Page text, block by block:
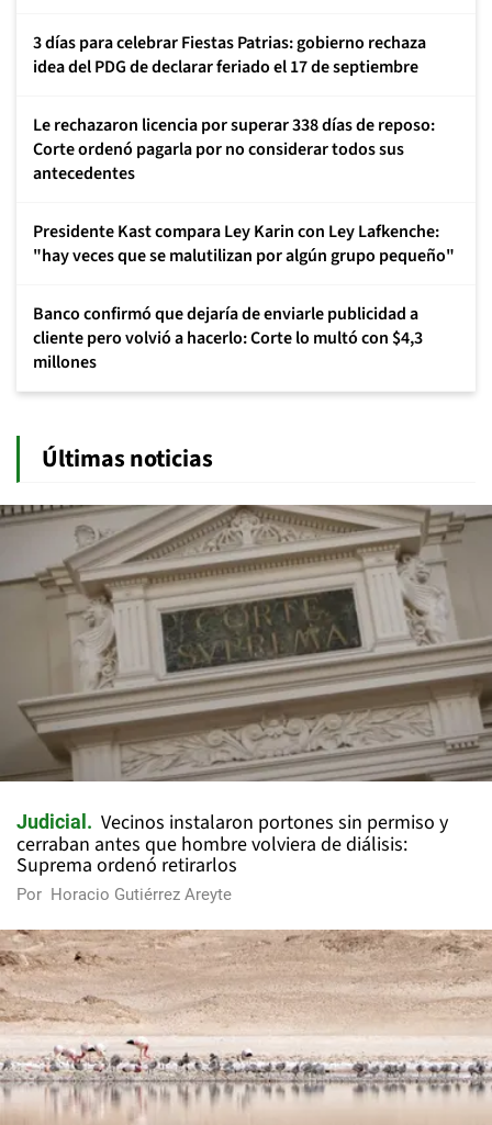
3 días para celebrar Fiestas Patrias: gobierno rechaza
idea del PDG de declarar feriado el 17 de septiembre
Le rechazaron licencia por superar 338 días de reposo:
Corte ordenó pagarla por no considerar todos sus
antecedentes
Presidente Kast compara Ley Karin con Ley Lafkenche:
"hay veces que se malutilizan por algún grupo pequeño"
Banco confirmó que dejaría de enviarle publicidad a
cliente pero volvió a hacerlo: Corte lo multó con $4,3
millones
Últimas noticias
Judicial
Vecinos instalaron portones sin permiso y
cerraban antes que hombre volviera de diálisis:
Suprema ordenó retirarlos
Por Horacio Gutiérrez Areyte